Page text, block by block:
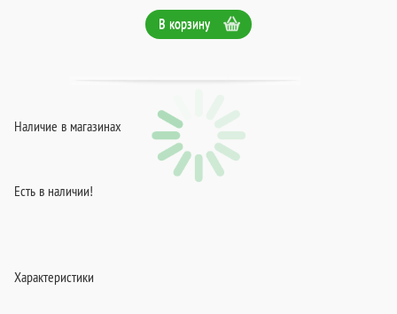
В корзину
Наличие в магазинах
Есть в наличии!
Характеристики